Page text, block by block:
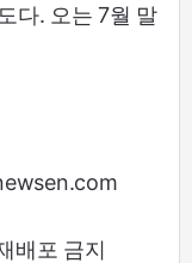
다. 오는 7월 말
배포 금지